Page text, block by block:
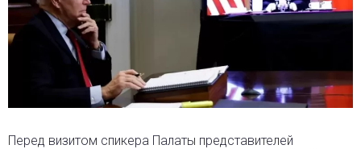
Перед визитом спикера Палаты представителей